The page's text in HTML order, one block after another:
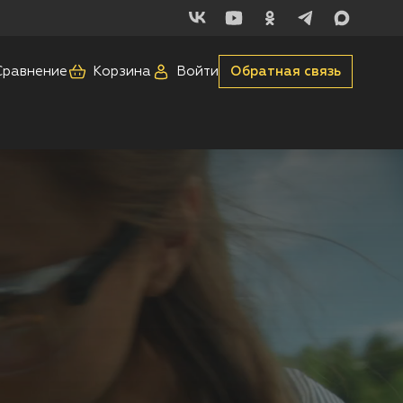
Корзина Войти Обратная связь